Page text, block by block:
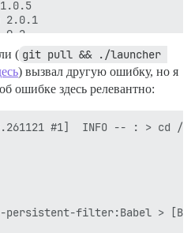
( git pull && ./launcher
) вызвал другую ошибку, но я
ошибке здесь релевантно:
#1]  INFO -- : > cd /
persistent-filter:Babel >